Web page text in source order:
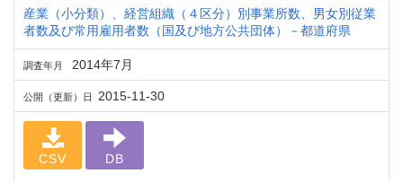
産業（小分類）、経営組織（４区分）別事業所数、男女別従業
者数及び常用雇用者数（国及び地方公共団体）－都道府県
調査年月 2014年7月
公開（更新）日 2015-11-30
CSV DB